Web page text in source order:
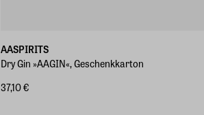
AASPIRITS
Dry Gin »AAGIN«, Geschenkkarton
37,10 €